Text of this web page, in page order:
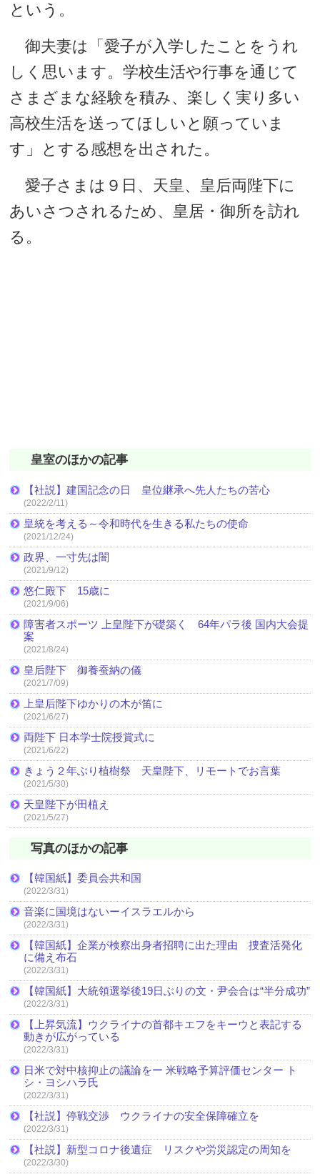
という。
御夫妻は「愛子が入学したことをうれ
しく思います。学校生活や行事を通じて
さまざまな経験を積み、楽しく実り多い
高校生活を送ってほしいと願っていま
す」とする感想を出された。
愛子さまは９日、天皇、皇后両陛下に
あいさつされるため、皇居・御所を訪れ
る。
皇室のほかの記事
【社説】建国記念の日 皇位継承へ先人たちの苦心
(2022/2/11)
皇統を考える～令和時代を生きる私たちの使命
(2021/12/24)
政界、一寸先は闇
(2021/9/12)
悠仁殿下 15歳に
(2021/9/06)
障害者スポーツ 上皇陛下が礎築く 64年パラ後 国内大会提
案
(2021/8/24)
皇后陛下 御養蚕納の儀
(2021/7/09)
上皇后陛下ゆかりの木が笛に
(2021/6/27)
両陛下 日本学士院授賞式に
(2021/6/22)
きょう２年ぶり植樹祭 天皇陛下、リモートでお言葉
(2021/5/30)
天皇陛下が田植え
(2021/5/27)
写真のほかの記事
【韓国紙】委員会共和国
(2022/3/31)
音楽に国境はないーイスラエルから
(2022/3/31)
【韓国紙】企業が検察出身者招聘に出た理由 捜査活発化
に備え布石
(2022/3/31)
【韓国紙】大統領選挙後19日ぶりの文・尹会合は“半分成功”
(2022/3/31)
【上昇気流】ウクライナの首都キエフをキーウと表記する
動きが広がっている
(2022/3/31)
日米で対中核抑止の議論をー 米戦略予算評価センター ト
シ・ヨシハラ氏
(2022/3/31)
【社説】停戦交渉 ウクライナの安全保障確立を
(2022/3/31)
【社説】新型コロナ後遺症 リスクや労災認定の周知を
(2022/3/30)